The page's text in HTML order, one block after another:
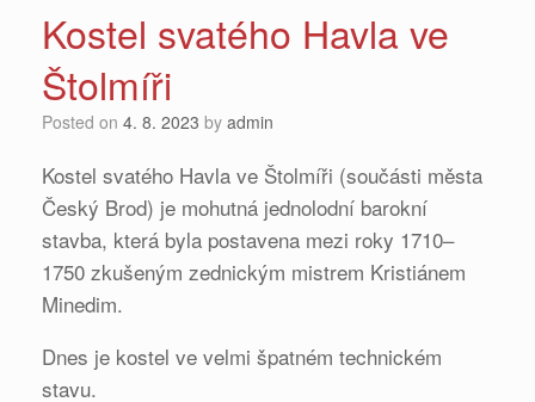
Kostel svatého Havla ve
Štolmíři
Posted on 4. 8. 2023 by admin
Kostel svatého Havla ve Štolmíři (součásti města
Český Brod) je mohutná jednolodní barokní
stavba, která byla postavena mezi roky 1710–
1750 zkušeným zednickým mistrem Kristiánem
Minedim.
Dnes je kostel ve velmi špatném technickém
stavu.